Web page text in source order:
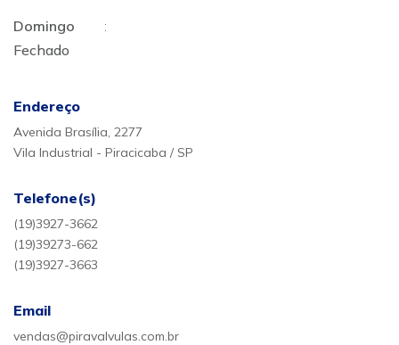
Domingo
:
Fechado
Endereço
Avenida Brasília, 2277
Vila Industrial - Piracicaba / SP
Telefone(s)
(19)3927-3662
(19)39273-662
(19)3927-3663
Email
vendas@piravalvulas.com.br